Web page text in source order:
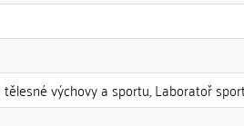
tělesné výchovy a sportu, Laboratoř